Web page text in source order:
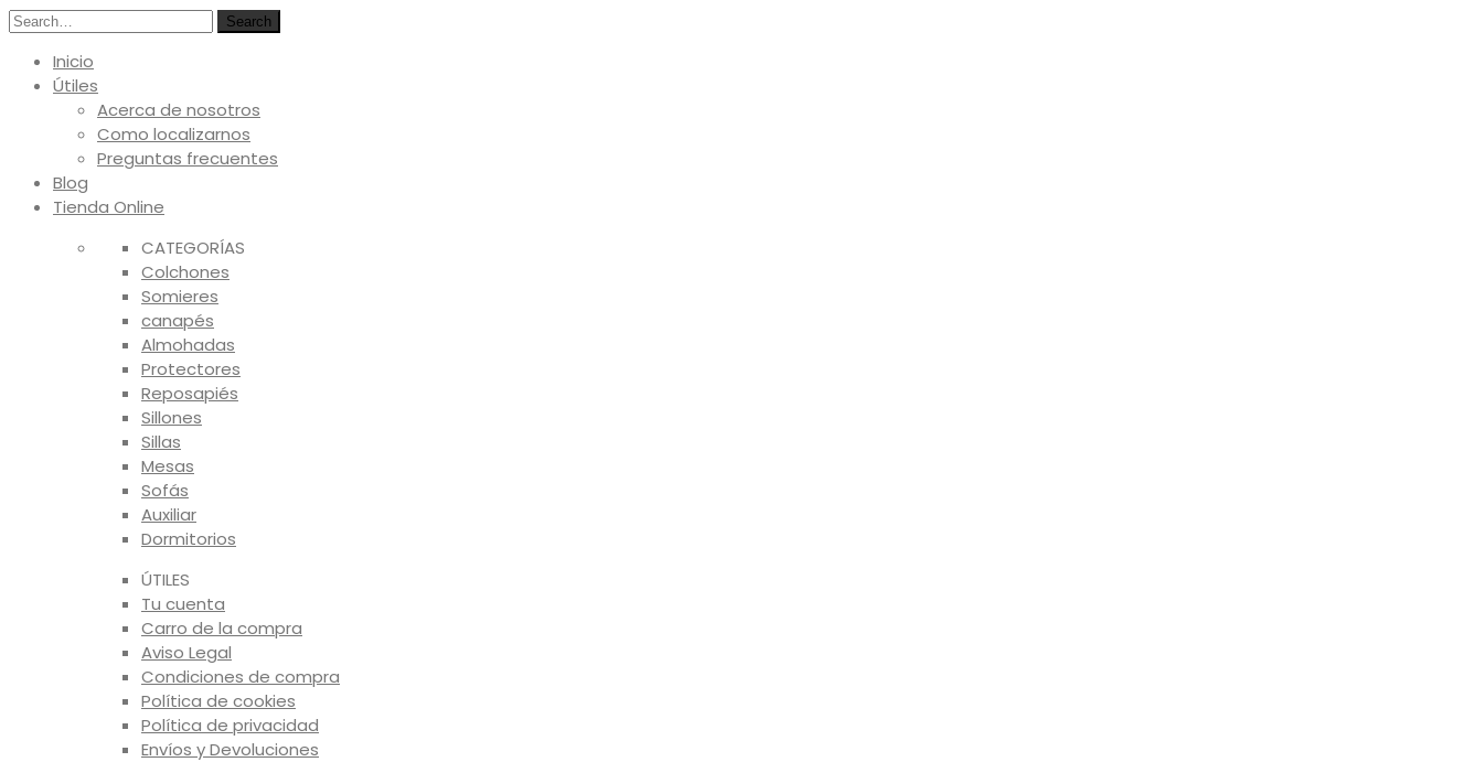
Search
Inicio
Útiles
Acerca de nosotros
Como localizarnos
Preguntas frecuentes
Blog
Tienda Online
CATEGORÍAS
Colchones
Somieres
canapés
Almohadas
Protectores
Reposapiés
Sillones
Sillas
Mesas
Sofás
Auxiliar
Dormitorios
ÚTILES
Tu cuenta
Carro de la compra
Aviso Legal
Condiciones de compra
Política de cookies
Política de privacidad
Envíos y Devoluciones